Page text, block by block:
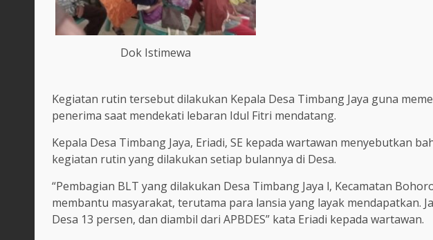
Dok Istimewa
Kegiatan rutin tersebut dilakukan Kepala Desa Timbang Jaya guna
penerima saat mendekati lebaran Idul Fitri mendatang.
Kepala Desa Timbang Jaya, Eriadi, SE kepada wartawan menyebutkan
kegiatan rutin yang dilakukan setiap bulannya di Desa.
“Pembagian BLT yang dilakukan Desa Timbang Jaya l, Kecamatan
membantu masyarakat, terutama para lansia yang layak mendapatkan.
Desa 13 persen, dan diambil dari APBDES” kata Eriadi kepada wartawan.